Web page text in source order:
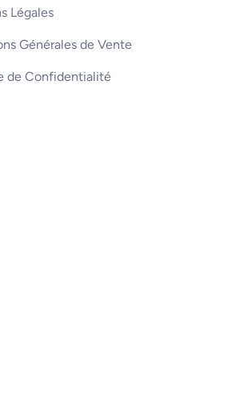
Légales
Générales de Vente
de Confidentialité